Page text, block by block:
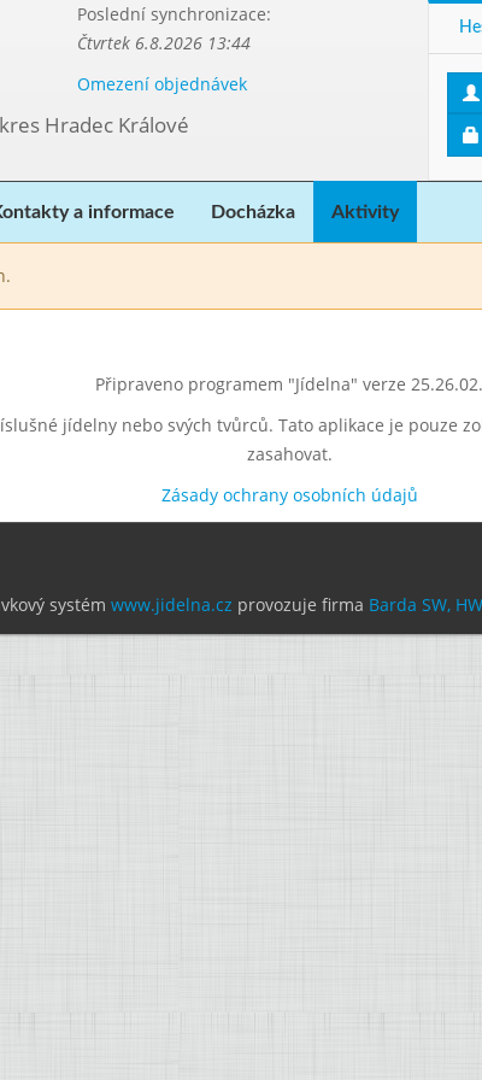
Poslední synchronizace:
Čtvrtek 6.8.2026 13:44
Omezení objednávek
Hradec Králové
a informace Docházka Aktivity
Připraveno programem "Jídelna" verze 25.26.02.
jídelny nebo svých tvůrců. Tato aplikace je pouze
zasahovat.
Zásady ochrany osobních údajů
systém www.jidelna.cz provozuje firma Barda SW,